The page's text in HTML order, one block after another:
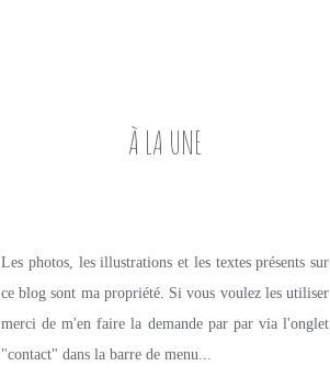
À LA UNE
Les photos, les illustrations et les textes présents sur
ce blog sont ma propriété. Si vous voulez les utiliser
merci de m'en faire la demande par par via l'onglet
"contact" dans la barre de menu...